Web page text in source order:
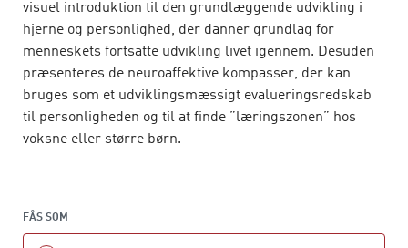
visuel introduktion til den grundlæggende udvikling i
hjerne og personlighed, der danner grundlag for
menneskets fortsatte udvikling livet igennem. Desuden
præsenteres de neuroaffektive kompasser, der kan
bruges som et udviklingsmæssigt evalueringsredskab
til personligheden og til at finde ”læringszonen” hos
voksne eller større børn.
den ikke-sproglige ”fingerspidsfornemmelse”, der
indgår i alt psykoterapeutisk arbejde. Bøgerne
FÅS SOM